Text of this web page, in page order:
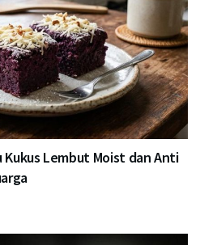
Kukus Lembut Moist dan Anti